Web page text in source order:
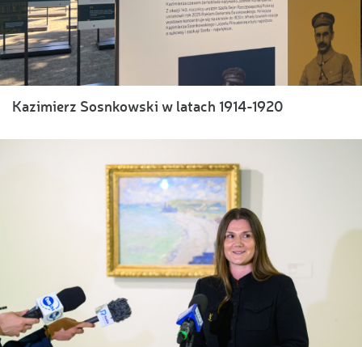
Kazimierz Sosnkowski w latach 1914-1920